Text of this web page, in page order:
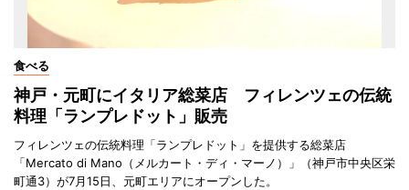
食べる
神戸・元町にイタリア総菜店 フィレンツェの伝統
料理「ランプレドット」販売
フィレンツェの伝統料理「ランプレドット」を提供する総菜店
「Mercato di Mano（メルカート・ディ・マーノ）」（神戸市中央区栄
町通3）が7月15日、元町エリアにオープンした。